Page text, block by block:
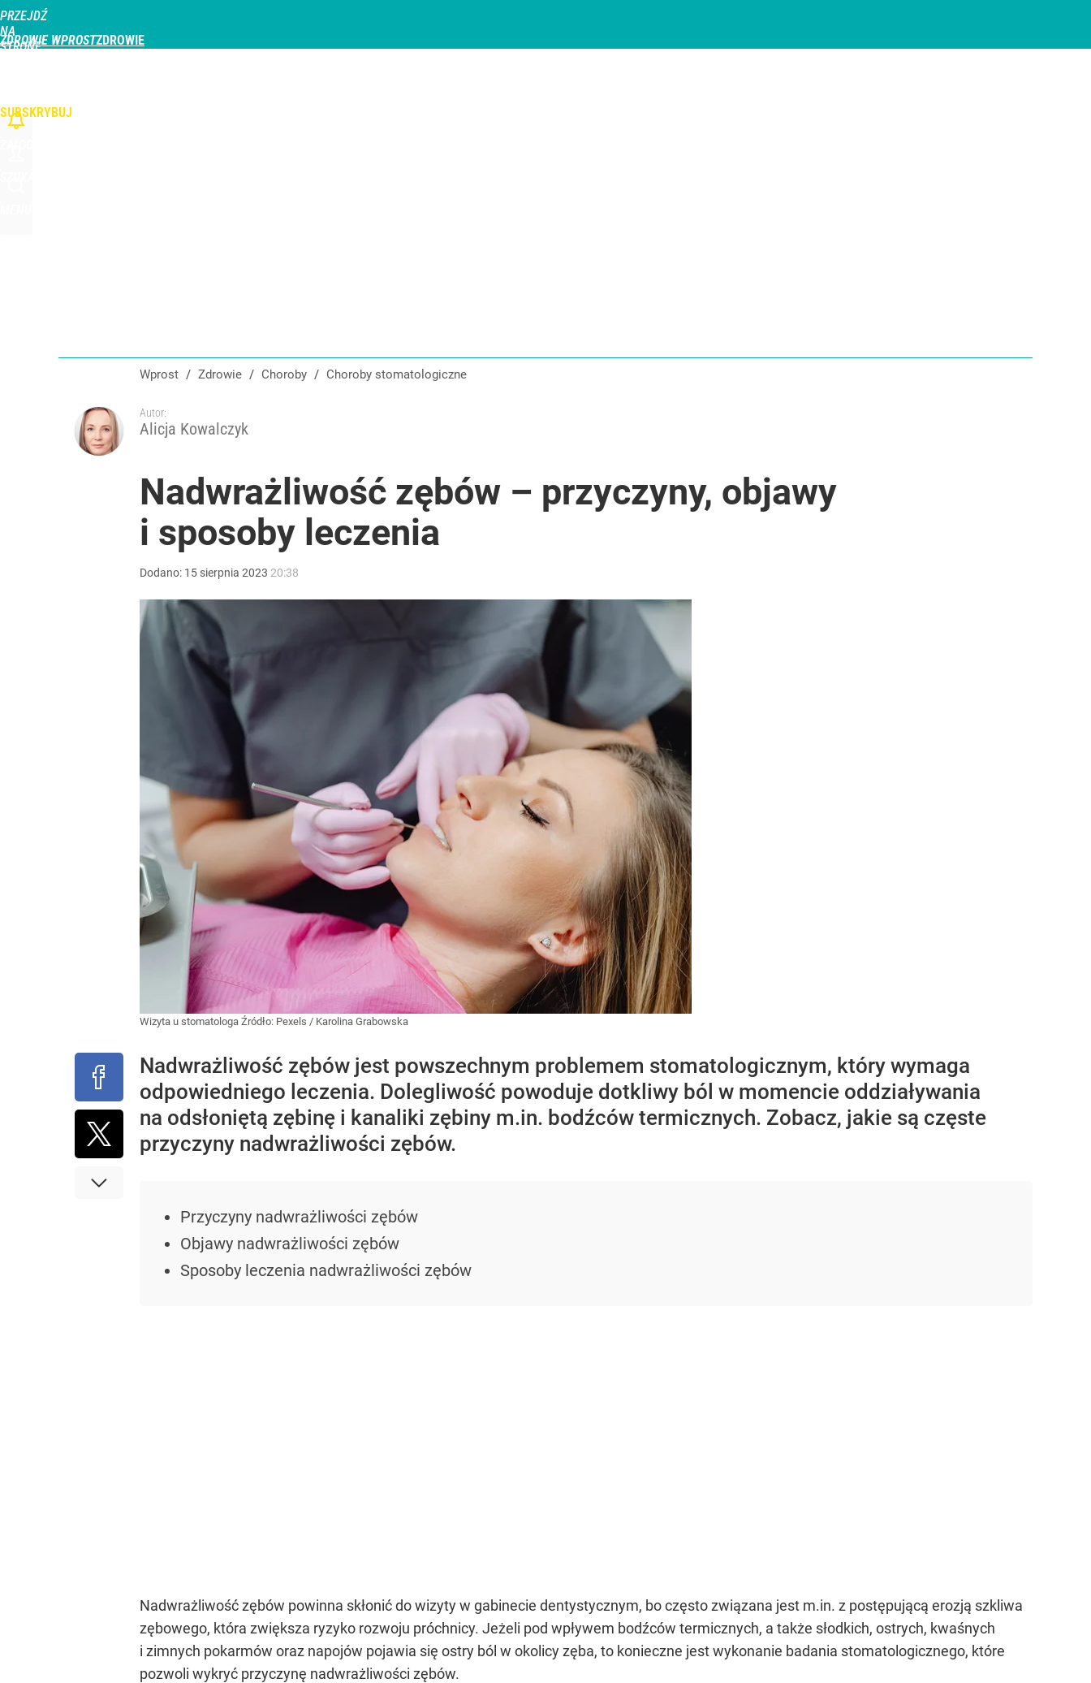
PRZEJDŹ
NA
STRONĘ
ZDROWIE WPROST
SUBSKRYBUJ
Wprost / Zdrowie / Choroby / Choroby stomatologiczne
Autor:
Alicja Kowalczyk
Nadwrażliwość zębów – przyczyny, objawy
i sposoby leczenia
Dodano: 15 sierpnia 2023 20:38
Wizyta u stomatologa Źródło: Pexels / Karolina Grabowska
Nadwrażliwość zębów jest powszechnym problemem stomatologicznym, który wymaga
odpowiedniego leczenia. Dolegliwość powoduje dotkliwy ból w momencie oddziaływania
na odsłoniętą zębinę i kanaliki zębiny m.in. bodźców termicznych. Zobacz, jakie są częste
przyczyny nadwrażliwości zębów.
Przyczyny nadwrażliwości zębów
Objawy nadwrażliwości zębów
Sposoby leczenia nadwrażliwości zębów
Nadwrażliwość zębów powinna skłonić do wizyty w gabinecie dentystycznym, bo często związana jest m.in. z postępującą erozją szkliwa
zębowego, która zwiększa ryzyko rozwoju próchnicy. Jeżeli pod wpływem bodźców termicznych, a także słodkich, ostrych, kwaśnych
i zimnych pokarmów oraz napojów pojawia się ostry ból w okolicy zęba, to konieczne jest wykonanie badania stomatologicznego, które
pozwoli wykryć przyczynę nadwrażliwości zębów.